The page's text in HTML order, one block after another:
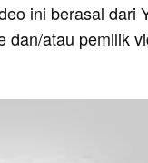
ini berasal dari
dan/atau pemilik